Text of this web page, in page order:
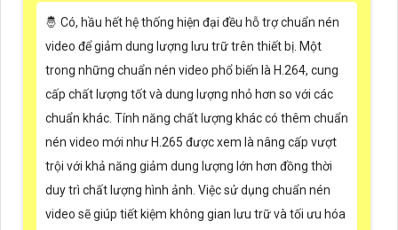
🤴 Có, hầu hết hệ thống hiện đại đều hỗ trợ chuẩn nén
video để giảm dung lượng lưu trữ trên thiết bị. Một
trong những chuẩn nén video phổ biến là H.264, cung
cấp chất lượng tốt và dung lượng nhỏ hơn so với các
chuẩn khác. Tính năng chất lượng khác có thêm chuẩn
nén video mới như H.265 được xem là nâng cấp vượt
trội với khả năng giảm dung lượng lớn hơn đồng thời
duy trì chất lượng hình ảnh. Việc sử dụng chuẩn nén
video sẽ giúp tiết kiệm không gian lưu trữ và tối ưu hóa